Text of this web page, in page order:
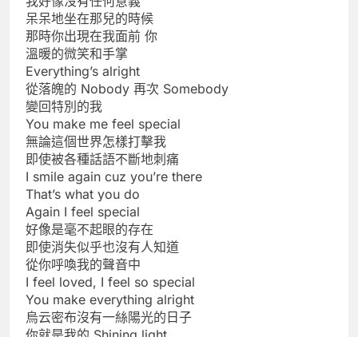
呆呆地坐在那兒的時候
那時你出現在我面前 你
溫暖的微笑和手掌
Everything’s alright
從落魄的 Nobody 再次 Somebody
變回特別的我
You make me feel special
無論這個世界怎樣打擊我
即使被各種話語不斷地刺痛
I smile again cuz you’re there
That’s what you do
Again I feel special
好像是毫不起眼的存在
即使消失似乎也沒有人知道
從你呼喚我的聲音中
I feel loved, I feel so special
You make everything alright
烏云密布沒有一絲陽光的日子